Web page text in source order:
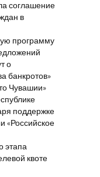
соглашение
в
программу
о
банкротов»
Чувашии»
поддержке
«Российское
этапа
квоте